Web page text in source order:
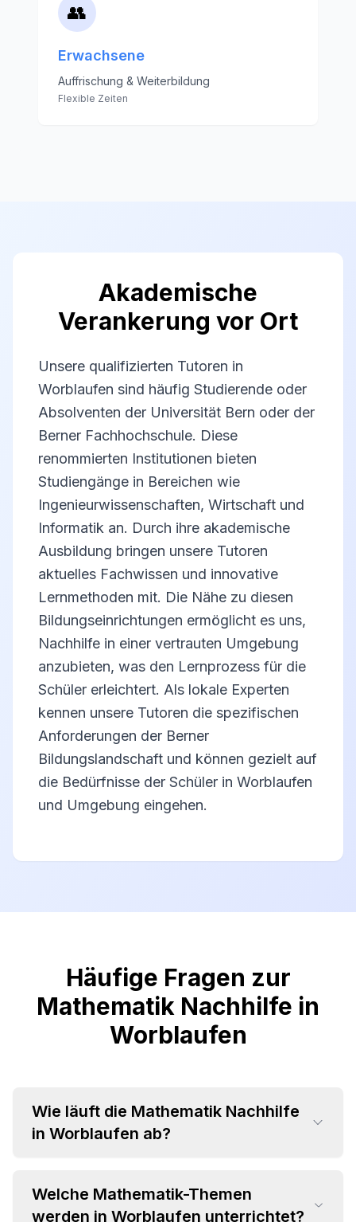
👥
Erwachsene
Auffrischung & Weiterbildung
Flexible Zeiten
Akademische
Verankerung vor Ort
Unsere qualifizierten Tutoren in
Worblaufen sind häufig Studierende oder
Absolventen der Universität Bern oder der
Berner Fachhochschule. Diese
renommierten Institutionen bieten
Studiengänge in Bereichen wie
Ingenieurwissenschaften, Wirtschaft und
Informatik an. Durch ihre akademische
Ausbildung bringen unsere Tutoren
aktuelles Fachwissen und innovative
Lernmethoden mit. Die Nähe zu diesen
Bildungseinrichtungen ermöglicht es uns,
Nachhilfe in einer vertrauten Umgebung
anzubieten, was den Lernprozess für die
Schüler erleichtert. Als lokale Experten
kennen unsere Tutoren die spezifischen
Anforderungen der Berner
Bildungslandschaft und können gezielt auf
die Bedürfnisse der Schüler in Worblaufen
und Umgebung eingehen.
Häufige Fragen zur
Mathematik Nachhilfe in
Worblaufen
Wie läuft die Mathematik Nachhilfe
in Worblaufen ab?
Welche Mathematik-Themen
werden in Worblaufen unterrichtet?